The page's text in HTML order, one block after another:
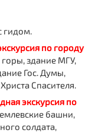
гидом.
по городу
здание МГУ,
Гос. Думы,
Спасителя.
экскурсия по
башни,
солдата,